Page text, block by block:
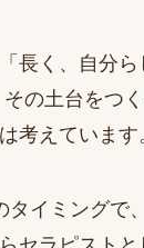
長く、自分
の土台をつ
考えています
タイミングで